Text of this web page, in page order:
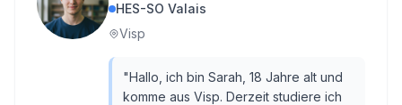
HES-SO Valais
Visp
"Hallo, ich bin Sarah, 18 Jahre alt und
komme aus Visp. Derzeit studiere ich